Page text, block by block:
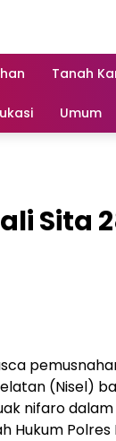
Tanah
Umum
Sita
(Nisel)
nifaro
Hukum